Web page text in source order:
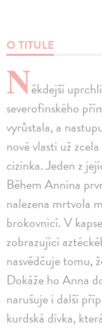
O TITULE
Někdejší
severofinského
vyrůstala, a
nové vlasti už
cizinka. Jeden z
Během Annina
nalezena mrtvola
brokovnicí. V
zobrazující
nasvědčuje tomu,
Dokáže ho Anna
narušuje i další
kurdská dívka,